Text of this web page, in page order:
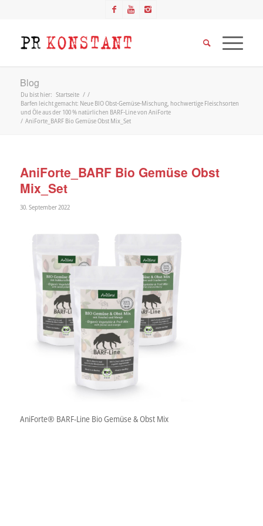
Blog
Du bist hier: Startseite / /
Barfen leicht gemacht: Neue BIO Obst-Gemüse-Mischung, hochwertige Fleischsorten
und Öle aus der 100 % natürlichen BARF-Line von AniForte
/ AniForte_BARF Bio Gemüse Obst Mix_Set
AniForte_BARF Bio Gemüse Obst
Mix_Set
30. September 2022
AniForte® BARF-Line Bio Gemüse & Obst Mix